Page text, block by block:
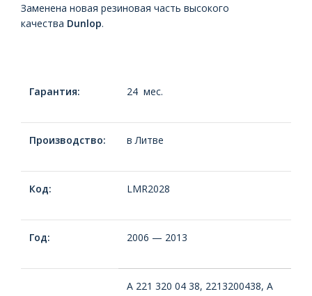
Заменена новая резиновая часть высокого
качества Dunlop.
Гарантия: 24 мес.
Производство: в Литве
Код: LMR2028
Год: 2006 — 2013
A 221 320 04 38, 2213200438, A